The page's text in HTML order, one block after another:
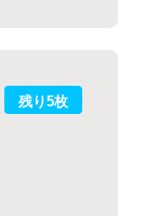
残り5枚